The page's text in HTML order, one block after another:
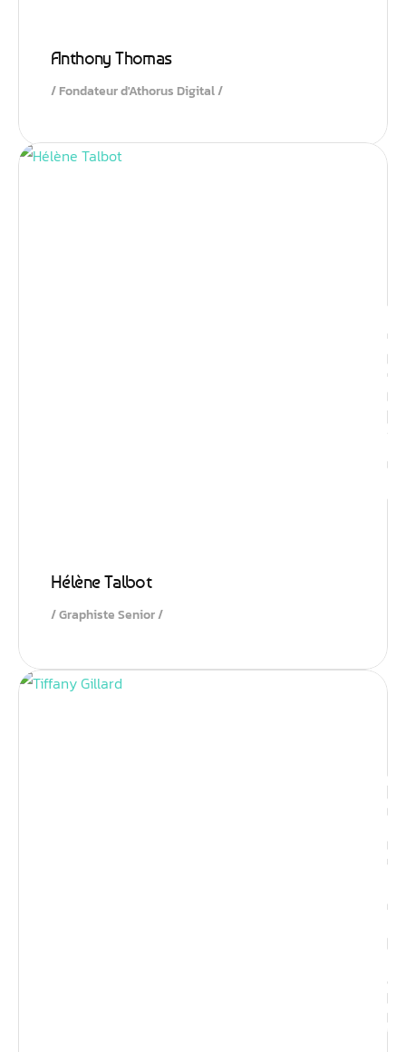
Anthony Thomas
Fondateur d'Athorus Digital
Hélène Talbot
Graphiste Senior